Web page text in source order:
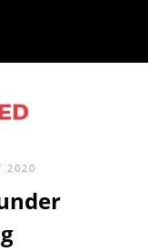
2020